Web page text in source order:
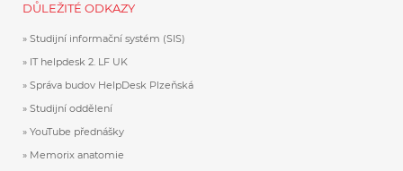
DŮLEŽITÉ ODKAZY
Studijní informační systém (SIS)
IT helpdesk 2. LF UK
Správa budov HelpDesk Plzeňská
Studijní oddělení
YouTube přednášky
Memorix anatomie